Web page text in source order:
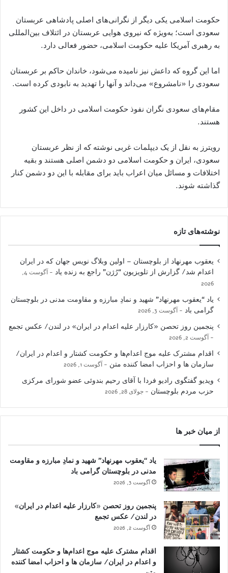
حکومت اسلامی يکی ديگر از نگرانی‌های اصلی پادشاهی عربستان
سعودی است؛ به‌ويژه که نيروی هوايی عربستان در ائتلاف بين‌المللی
به رهبری آمريکا عليه حکومت اسلامی، حضور فعالی دارد.
اما اين گروه که داعش نيز ناميده می‌شود، خاندان حاکم بر عربستان
سعودی را «نامشروع» می‌داند و آنها را تهديد به نابودی کرده است.
مقام‌های سعودی نگران نفوذ حکومت اسلامی در داخل این کشور
هستند.
رويترز به نقل از يک ديپلمات غربی نوشته که از نظر عربستان
سعودی، ايران و حکومت اسلامی دو دشمن اصلی هستند و بقيه
اختلافات و مسائل ميان اعراب بايد برای مقابله با اين دو دشمن کنار
گذاشته شوند.
نوشته‌های تازه
یعقوب مهرنهاد از بلوچستان – اولین وبلاگ نویس جهان که در ایران
اعدام شد/ گزارش از تلویزیون “رُژن” راجع به زنده یاد
آگوست 4,
2026
یاد “یعقوب مهرنهاد” شهید و نمادِ مبارزه و مقاومت مدنی در بلوچستان
گرامی باد
آگوست 3, 2026
پنجمین روز تحصن «کارزار علیه اعدام در ایران» در لندن/ عکس تجمع
آگوست 2, 2026
اقدام مشترک علیه موج اعدام‌ها و حکومت کشتار و اعدام در ایران/
سازمان ها و احزاب امضا کننده متن
آگوست 1, 2026
ویدیو گفتگوی رادیو فردا با آقای رحیم بندوئی عضو شورای مرکزی
حزب مردم بلوچستان
جولای 28, 2026
از میان خبر ها
یاد “یعقوب مهرنهاد” شهید و نمادِ مبارزه و مقاومت
مدنی در بلوچستان گرامی باد
آگوست 3, 2026
پنجمین روز تحصن «کارزار علیه اعدام در ایران»
در لندن/ عکس تجمع
آگوست 2, 2026
اقدام مشترک علیه موج اعدام‌ها و حکومت کشتار
و اعدام در ایران/ سازمان ها و احزاب امضا کننده